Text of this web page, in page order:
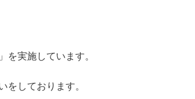
を実施しています。
をしております。